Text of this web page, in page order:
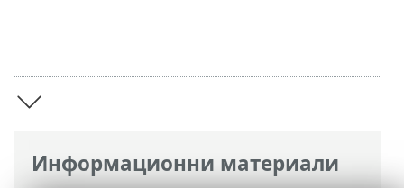
Информационни материали